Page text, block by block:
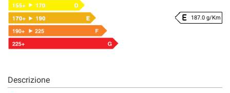
187.0 g/Km
Descrizione